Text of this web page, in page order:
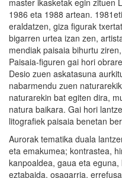
master ikasketak egin zituen
1986 eta 1988 artean.
eraldatzen, giza figurak
bigarren urtea izan zen,
mendiak paisaia bihurtu
Paisaia-figuren gai hori
Desio zuen askatasuna
nabarmendu zuen
naturarekin bat egiten dira,
natura baikara. Gai hori
litografiek paisaia benetan
Aurorak tematika duala
eta emakumea; kontrastea,
kanpoaldea, gaua eta
eztabaida, osagarria,